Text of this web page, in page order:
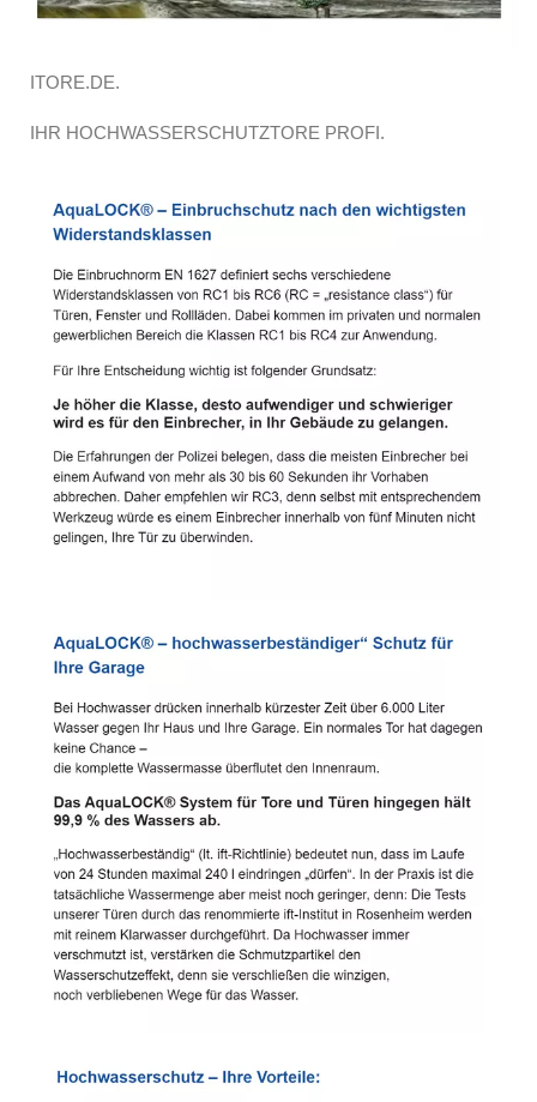
ITORE.DE.
IHR HOCHWASSERSCHUTZTORE PROFI.